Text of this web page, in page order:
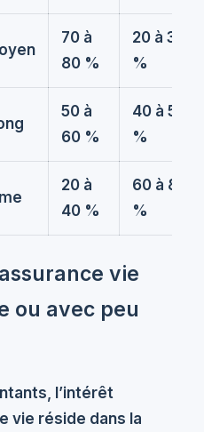
70 à
80 %
20 à 30
%
50 à
60 %
40 à 50
%
20 à
40 %
60 à 80
%
vie
ou avec peu
l’intérêt
vie réside dans la